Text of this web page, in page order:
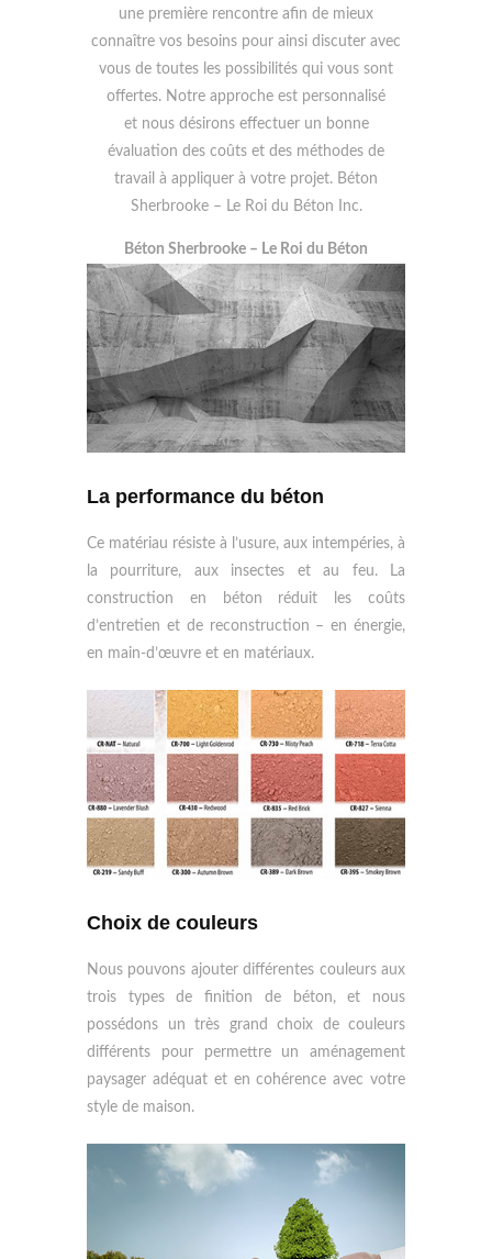
une première rencontre afin de mieux
connaître vos besoins pour ainsi discuter avec
vous de toutes les possibilités qui vous sont
offertes. Notre approche est personnalisé
et nous désirons effectuer un bonne
évaluation des coûts et des méthodes de
travail à appliquer à votre projet. Béton
Sherbrooke – Le Roi du Béton Inc.
Béton Sherbrooke – Le Roi du Béton
La performance du béton
Ce matériau résiste à l’usure, aux intempéries, à
la pourriture, aux insectes et au feu. La
construction en béton réduit les coûts
d’entretien et de reconstruction – en énergie,
en main-d’œuvre et en matériaux.
Choix de couleurs
Nous pouvons ajouter différentes couleurs aux
trois types de finition de béton, et nous
possédons un très grand choix de couleurs
différents pour permettre un aménagement
paysager adéquat et en cohérence avec votre
style de maison.